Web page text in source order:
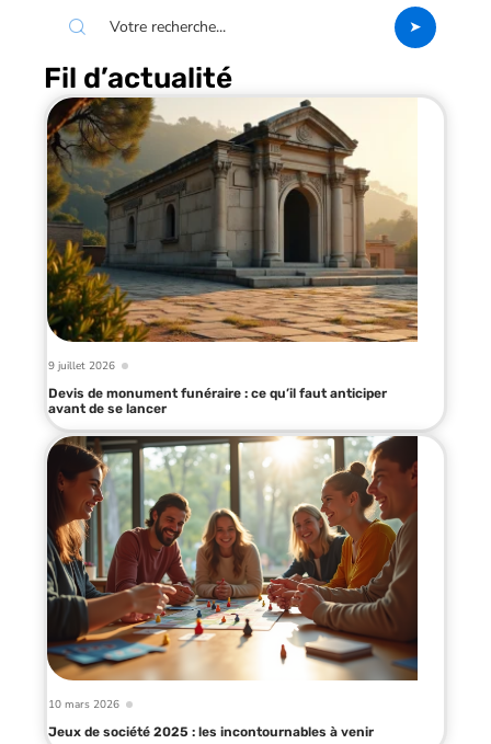
Fil d’actualité
9 juillet 2026
Devis de monument funéraire : ce qu’il faut anticiper
avant de se lancer
10 mars 2026
Jeux de société 2025 : les incontournables à venir